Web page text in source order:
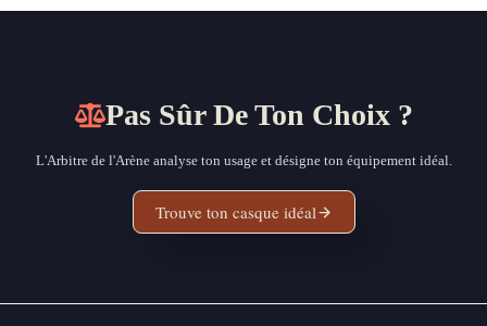
Pas Sûr De Ton Choix ?
L'Arbitre de l'Arène analyse ton usage et désigne ton équipement idéal.
Trouve ton casque idéal